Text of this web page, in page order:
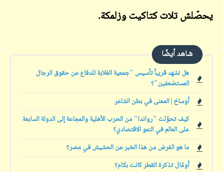
يحصّلش تلات كتاكيت وزلمكة.
شاهد أيضًا
هل نشهد قريباً تأسيس "جمعية الغلابة للدفاع عن حقوق الرجال
المستضعفين"؟
أوساخ | المعنى في بطن الشاعر
كيف تحوّلت "رواندا" من الحرب الأهلية والمجاعة إلى الدولة السابعة
على العالم في النمو الاقتصادي؟
ما هو الغرض من هذا الخبر عن الحشيش في مصر؟
أومّال تذكرة القطر كانت بكام؟